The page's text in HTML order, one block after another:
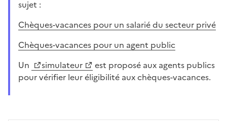
sujet :
Chèques-vacances pour un salarié du secteur privé
Chèques-vacances pour un agent public
Un
simulateur
est proposé aux agents publics
pour vérifier leur éligibilité aux chèques-vacances.